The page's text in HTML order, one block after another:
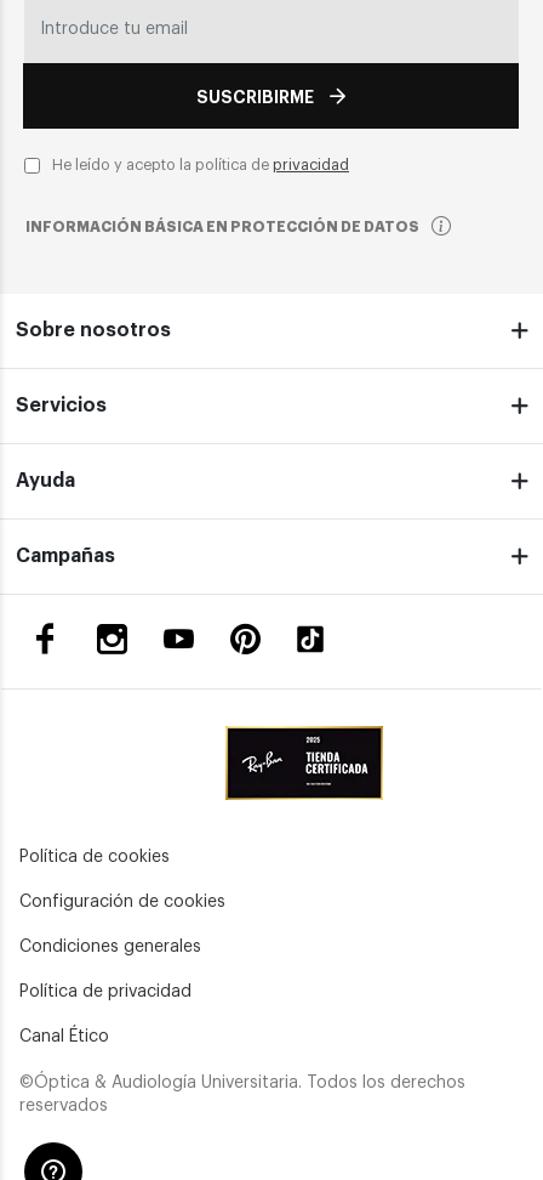
SUSCRIBIRME
He leído y acepto la política de privacidad
INFORMACIÓN BÁSICA EN PROTECCIÓN DE DATOS
Sobre nosotros
Servicios
Ayuda
Campañas
Política de cookies
Configuración de cookies
Condiciones generales
Política de privacidad
Canal Ético
©Óptica & Audiología Universitaria. Todos los derechos
reservados